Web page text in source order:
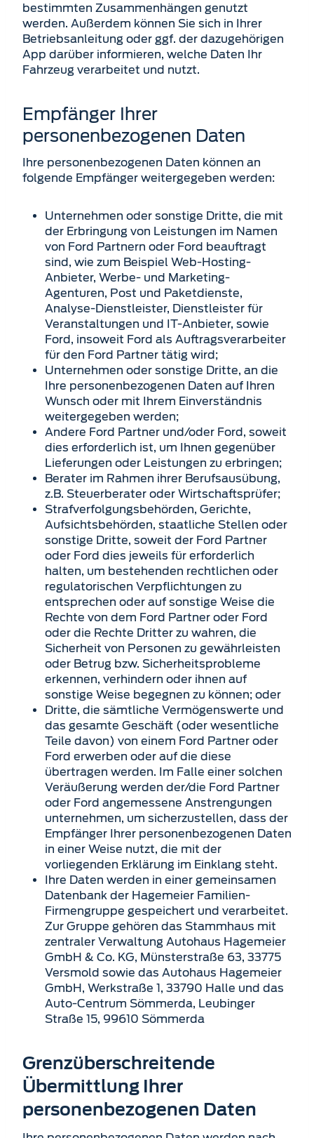
bestimmten Zusammenhängen genutzt
werden. Außerdem können Sie sich in Ihrer
Betriebsanleitung oder ggf. der dazugehörigen
App darüber informieren, welche Daten Ihr
Fahrzeug verarbeitet und nutzt.
Empfänger Ihrer
personenbezogenen Daten
Ihre personenbezogenen Daten können an
folgende Empfänger weitergegeben werden:
Unternehmen oder sonstige Dritte, die mit
der Erbringung von Leistungen im Namen
von Ford Partnern oder Ford beauftragt
sind, wie zum Beispiel Web-Hosting-
Anbieter, Werbe- und Marketing-
Agenturen, Post und Paketdienste,
Analyse-Dienstleister, Dienstleister für
Veranstaltungen und IT-Anbieter, sowie
Ford, insoweit Ford als Auftragsverarbeiter
für den Ford Partner tätig wird;
Unternehmen oder sonstige Dritte, an die
Ihre personenbezogenen Daten auf Ihren
Wunsch oder mit Ihrem Einverständnis
weitergegeben werden;
Andere Ford Partner und/oder Ford, soweit
dies erforderlich ist, um Ihnen gegenüber
Lieferungen oder Leistungen zu erbringen;
Berater im Rahmen ihrer Berufsausübung,
z.B. Steuerberater oder Wirtschaftsprüfer;
Strafverfolgungsbehörden, Gerichte,
Aufsichtsbehörden, staatliche Stellen oder
sonstige Dritte, soweit der Ford Partner
oder Ford dies jeweils für erforderlich
halten, um bestehenden rechtlichen oder
regulatorischen Verpflichtungen zu
entsprechen oder auf sonstige Weise die
Rechte von dem Ford Partner oder Ford
oder die Rechte Dritter zu wahren, die
Sicherheit von Personen zu gewährleisten
oder Betrug bzw. Sicherheitsprobleme
erkennen, verhindern oder ihnen auf
sonstige Weise begegnen zu können; oder
Dritte, die sämtliche Vermögenswerte und
das gesamte Geschäft (oder wesentliche
Teile davon) von einem Ford Partner oder
Ford erwerben oder auf die diese
übertragen werden. Im Falle einer solchen
Veräußerung werden der/die Ford Partner
oder Ford angemessene Anstrengungen
unternehmen, um sicherzustellen, dass der
Empfänger Ihrer personen­bezogenen Daten
in einer Weise nutzt, die mit der
vorliegenden Erklärung im Einklang steht.
Ihre Daten werden in einer gemeinsamen
Datenbank der Hagemeier Familien-
Firmengruppe gespeichert und verarbeitet.
Zur Gruppe gehören das Stammhaus mit
zentraler Verwaltung Autohaus Hagemeier
GmbH & Co. KG, Münsterstraße 63, 33775
Versmold sowie das Autohaus Hagemeier
GmbH, Werkstraße 1, 33790 Halle und das
Auto-Centrum Sömmerda, Leubinger
Straße 15, 99610 Sömmerda
Grenzüberschreitende
Übermittlung Ihrer
personenbezogenen Daten